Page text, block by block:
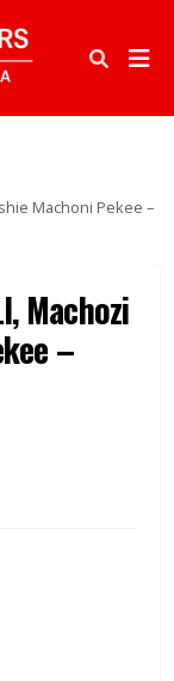
Machoni Pekee –
Machozi
–